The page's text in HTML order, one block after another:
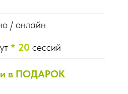
/ онлайн
* 20 сессий
в ПОДАРОК